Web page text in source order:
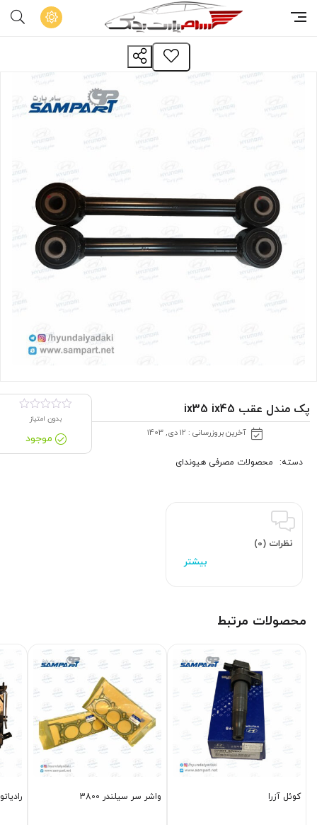
پک مندل عقب ix35 ix45
آخرین بروزرسانی : 12 دی, 1403
بدون امتیاز
موجود
دسته: محصولات مصرفی هیوندای
نظرات (0)
محصولات مرتبط
کوئل آزرا واشر سر سيلندر 3800